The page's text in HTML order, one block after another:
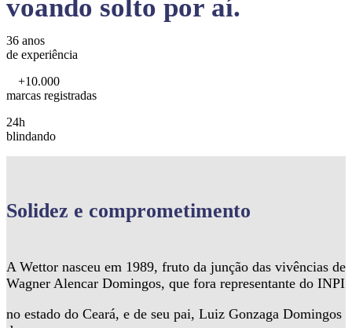
voando solto por aí.
36 anos
de experiência
+10.000
marcas registradas
24h
blindando
Solidez e comprometimento
A Wettor nasceu em 1989, fruto da junção das vivências de
Wagner Alencar Domingos, que fora representante do INPI
no estado do Ceará, e de seu pai, Luiz Gonzaga Domingos